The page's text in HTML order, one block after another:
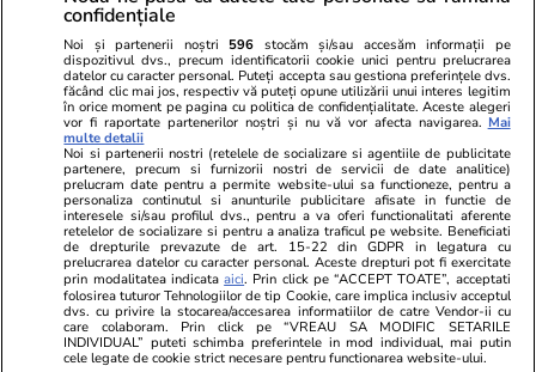
Știri România 25 iul.
Resturile celei de-a doua drone,
doborâtă în județul Tulcea, nu
au fost găsite, anunță MApN
Reportaj
Știri România 25 iul.
Am intrat în Muzeul
confidențiale
Noi și partenerii noștri 596 stocăm și/sau accesăm informații pe
dispozitivul dvs., precum identificatorii cookie unici pentru prelucrarea
datelor cu caracter personal. Puteți accepta sau gestiona preferințele dvs.
făcând clic mai jos, respectiv vă puteți opune utilizării unui interes legitim
în orice moment pe pagina cu politica de confidențialitate. Aceste alegeri
vor fi raportate partenerilor noștri și nu vă vor afecta navigarea. Mai
multe detalii
Noi si partenerii nostri (retelele de socializare si agentiile de publicitate
partenere, precum si furnizorii nostri de servicii de date analitice)
prelucram date pentru a permite website-ului sa functioneze, pentru a
personaliza continutul si anunturile publicitare afisate in functie de
interesele si/sau profilul dvs., pentru a va oferi functionalitati aferente
retelelor de socializare si pentru a analiza traficul pe website. Beneficiati
de drepturile prevazute de art. 15-22 din GDPR in legatura cu
prelucrarea datelor cu caracter personal. Aceste drepturi pot fi exercitate
prin modalitatea indicataaici. Prin click pe “ACCEPT TOATE”, acceptati
folosirea tuturor Tehnologiilor de tip Cookie, care implica inclusiv acceptul
dvs. cu privire la stocarea/accesarea informatiilor de catre Vendor-ii cu
care colaboram. Prin click pe “VREAU SA MODIFIC SETARILE
INDIVIDUAL” puteti schimba preferintele in mod individual, mai putin
cele legate de cookie strict necesare pentru functionarea website-ului.